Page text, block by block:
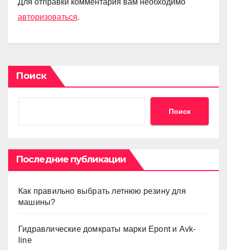
Для отправки комментария вам необходимо
авторизоваться.
Поиск
Поиск
Последние публикации
Как правильно выбрать летнюю резину для
машины?
Гидравлические домкраты марки Epont и Avk-
line